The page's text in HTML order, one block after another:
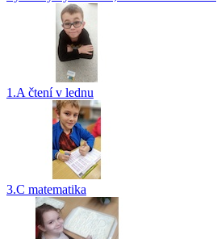
1.A čtení v lednu
3.C matematika